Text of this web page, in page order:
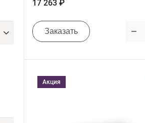
17 263 ₽
Заказать
Акция